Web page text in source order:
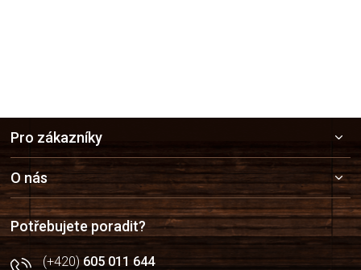
a
t
í
Pro zákazníky
O nás
Potřebujete poradit?
(+420)605 011 644